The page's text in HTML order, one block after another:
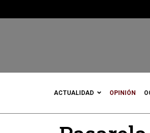
ACTUALIDAD OPINIÓN